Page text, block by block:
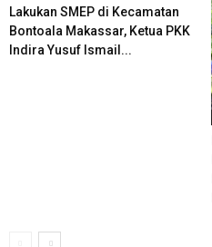
Lakukan SMEP di Kecamatan
Bontoala Makassar, Ketua PKK
Indira Yusuf Ismail...